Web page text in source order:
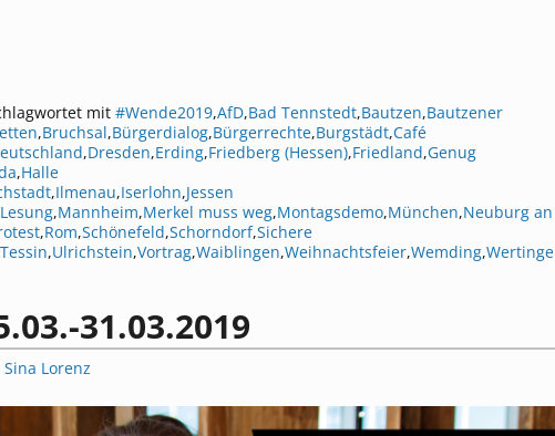
mit #Wende2019,AfD,Bad Tennstedt,Bautzen,Bautzener
,Bruchsal,Bürgerdialog,Bürgerrechte,Burgstädt,Café
,Dresden,Erding,Friedberg (Hessen),Friedland,Genug
,Halle
,Ilmenau,Iserlohn,Jessen
Lesung,Mannheim,Merkel muss weg,Montagsdemo,München,Neuburg an
,Rom,Schönefeld,Schorndorf,Sichere
Tessin,Ulrichstein,Vortrag,Waiblingen,Weihnachtsfeier,Wemding,Wertinge
31.03.2019
Sina Lorenz